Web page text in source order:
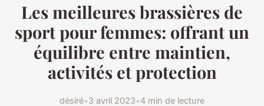
Les meilleures brassières de
sport pour femmes: offrant un
équilibre entre maintien,
activités et protection
désiré•3 avril 2023•4 min de lecture